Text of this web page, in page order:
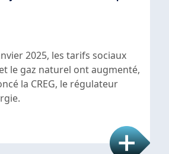
2025, les tarifs sociaux
le gaz naturel ont augmenté,
la CREG, le régulateur